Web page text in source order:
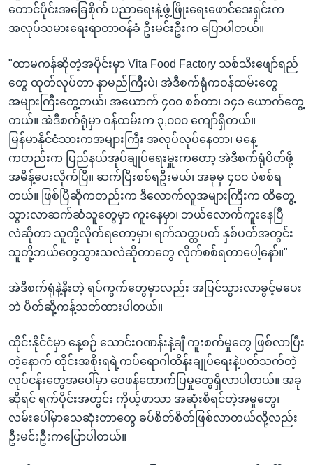
တောင်ပိုင်းအခြေစိုက် ပညာရေးနဲ့ဖွံ့ဖြိုးရေးဖောင်ဒေးရှင်းက
အလုပ်သမားရေးရာတာဝန်ခံ ဦးမင်းဦးက ပြောပါတယ်။
"ထာမကန်ဆိုတဲ့အပိုင်းမှာ Vita Food Factory သစ်သီးဖျော်ရည်
တွေ ထုတ်လုပ်တာ နာမည်ကြီးပဲ၊ အဲဒီစက်ရုံကဝန်ထမ်းတွေ
အများကြီးတွေ့တယ်၊ အယောက် ၄၀၀ စစ်တာ၊ ၁၄၁ ယောက်တွေ့
တယ်။ အဲဒီစက်ရုံမှာ ဝန်ထမ်းက ၃,၀၀၀ ကျော်ရှိတယ်။
မြန်မာနိုင်ငံသားကအများကြီး အလုပ်လုပ်နေတာ၊ မနေ့
ကတည်းက ပြည်နယ်အုပ်ချုပ်ရေးမှူးကတော့ အဲဒီစက်ရုံပိတ်ဖို့
အမိန့်ပေးလိုက်ပြီ။ ဆက်ပြီးစစ်ရဦးမယ်၊ အခုမှ ၄၀၀ ပဲစစ်ရ
တယ်။ ဖြစ်ပြီဆိုကတည်းက ဒီလောက်လူအများကြီးက ထိတွေ့
သွားလာဆက်ဆံသူတွေမှာ ကူးနေမှာ၊ ဘယ်လောက်ကူးနေပြီ
လဲဆိုတာ သူတို့လိုက်ရတော့မှာ၊ ရက်သတ္တပတ် နှစ်ပတ်အတွင်း
သူတို့ဘယ်တွေသွားသလဲဆိုတာတွေ လိုက်စစ်ရတာပေါ့နော်။"
အဲဒီစက်ရုံနဲ့နီးတဲ့ ရပ်ကွက်တွေမှာလည်း အပြင်သွားလာခွင့်မပေး
ဘဲ ပိတ်ဆို့ကန့်သတ်ထားပါတယ်။
ထိုင်းနိုင်ငံမှာ နေ့စဉ် သောင်းဂဏန်းနဲ့ချီ ကူးစက်မှုတွေ ဖြစ်လာပြီး
တဲ့နောက် ထိုင်းအစိုးရရဲ့ကပ်ရောဂါထိန်းချုပ်ရေးနဲ့ပတ်သက်တဲ့
လုပ်ငန်းတွေအပေါ်မှာ ဝေဖန်ထောက်ပြမှုတွေရှိလာပါတယ်။ အခု
ဆိုရင် ရက်ပိုင်းအတွင်း ကိုယ့်ဖာသာ အဆုံးစီရင်တဲ့အမှုတွေ၊
လမ်းပေါ်မှာသေဆုံးတာတွေ ခပ်စိတ်စိတ်ဖြစ်လာတယ်လို့လည်း
ဦးမင်းဦးကပြောပါတယ်။